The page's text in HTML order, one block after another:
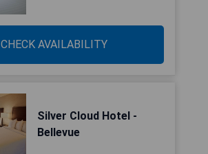
CHECK AVAILABILITY
Silver Cloud Hotel -
Bellevue